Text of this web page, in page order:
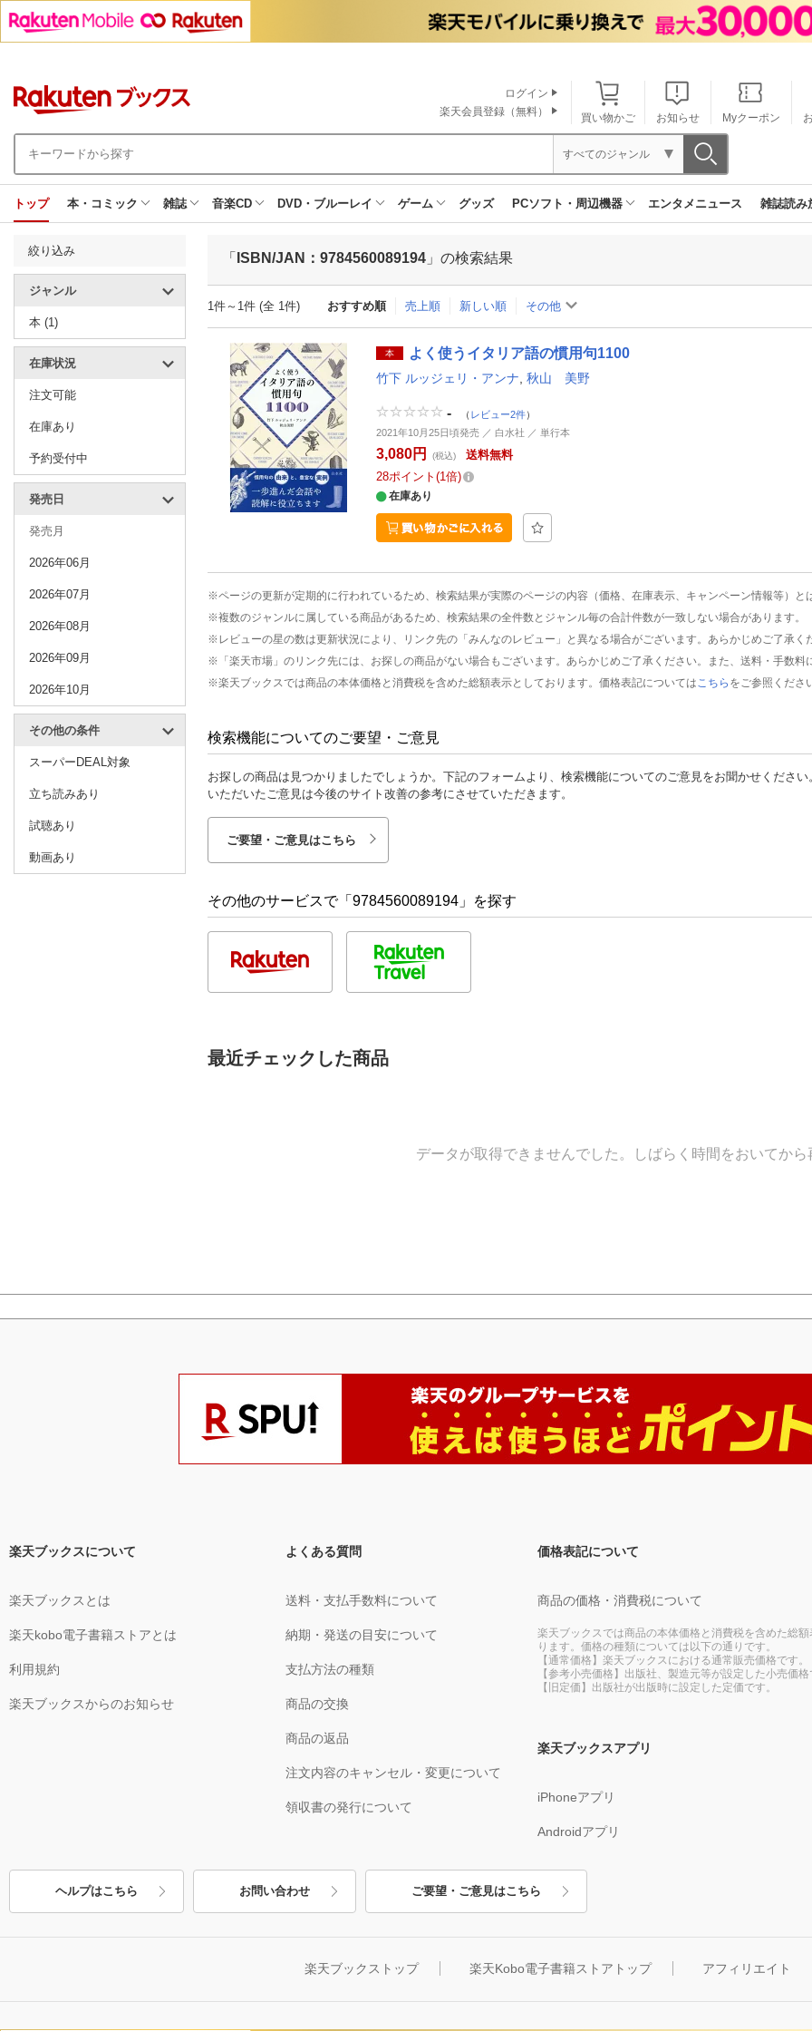
買い物かご お知らせ Myクーポン
ログイン
楽天会員登録（無料）
すべてのジャンル
トップ 本・コミック 雑誌 音楽CD DVD・ブルーレイ ゲーム グッズ PCソフト・周辺機器 エンタメニュース 雑誌読み
絞り込み
ジャンル
本 (1)
在庫状況
注文可能
在庫あり
予約受付中
発売日
発売月
2026年06月
2026年07月
2026年08月
2026年09月
2026年10月
その他の条件
スーパーDEAL対象
立ち読みあり
試聴あり
動画あり
「 ISBN/JAN：9784560089194 」の検索結果
1件～1件 (全 1件) おすすめ順 売上順 新しい順 その他
本 よく使うイタリア語の慣用句1100
竹下 ルッジェリ・アンナ 秋山 美野
- （ レビュー2件）
2021年10月25日頃発売 ／ 白水社 ／ 単行本
3,080円 (税込)
送料無料
28ポイント 1倍
在庫あり
※ページの更新が定期的に行われているため、検索結果が実際のページの内容（価格、在庫表示、キャンペーン情報等）と
※複数のジャンルに属している商品があるため、検索結果の全件数とジャンル毎の合計件数が一致しない場合があります。
※レビューの星の数は更新状況により、リンク先の「みんなのレビュー」と異なる場合がございます。あらかじめご了承く
※「楽天市場」のリンク先には、お探しの商品がない場合もございます。あらかじめご了承ください。また、送料・手数料
※楽天ブックスでは商品の本体価格と消費税を含めた総額表示としております。価格表記については こちら をご参照くださ
検索機能についてのご要望・ご意見
お探しの商品は見つかりましたでしょうか。下記のフォームより、検索機能についてのご意見をお聞かせください
いただいたご意見は今後のサイト改善の参考にさせていただきます。
ご要望・ご意見はこちら
その他のサービスで「9784560089194」を探す
最近チェックした商品
データが取得できませんでした。しばらく時間をおいてから
楽天ブックスについて
楽天ブックスとは
楽天kobo電子書籍ストアとは
利用規約
楽天ブックスからのお知らせ
よくある質問
送料・支払手数料について
納期・発送の目安について
支払方法の種類
商品の交換
商品の返品
注文内容のキャンセル・変更について
領収書の発行について
価格表記について
商品の価格・消費税について
楽天ブックスでは商品の本体価格と消費税を含めた総額
ります。価格の種類については以下の通りです。
【通常価格】楽天ブックスにおける通常販売価格です。
【参考小売価格】出版社、製造元等が設定した小売価格
【旧定価】出版社が出版時に設定した定価です。
楽天ブックスアプリ
iPhoneアプリ
Androidアプリ
ヘルプはこちら お問い合わせ ご要望・ご意見はこちら
楽天ブックストップ 楽天Kobo電子書籍ストアトップ アフィリエイト